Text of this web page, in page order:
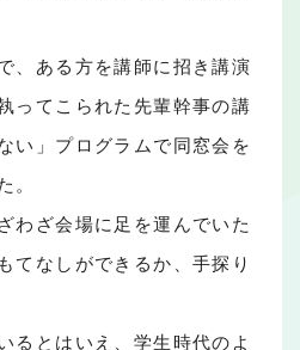
、ある方を講師に招き講演
ってこられた先輩幹事の講
い」プログラムで同窓会を
。
わざ会場に足を運んでいた
てなしができるか、手探り
るとはいえ、学生時代のよ